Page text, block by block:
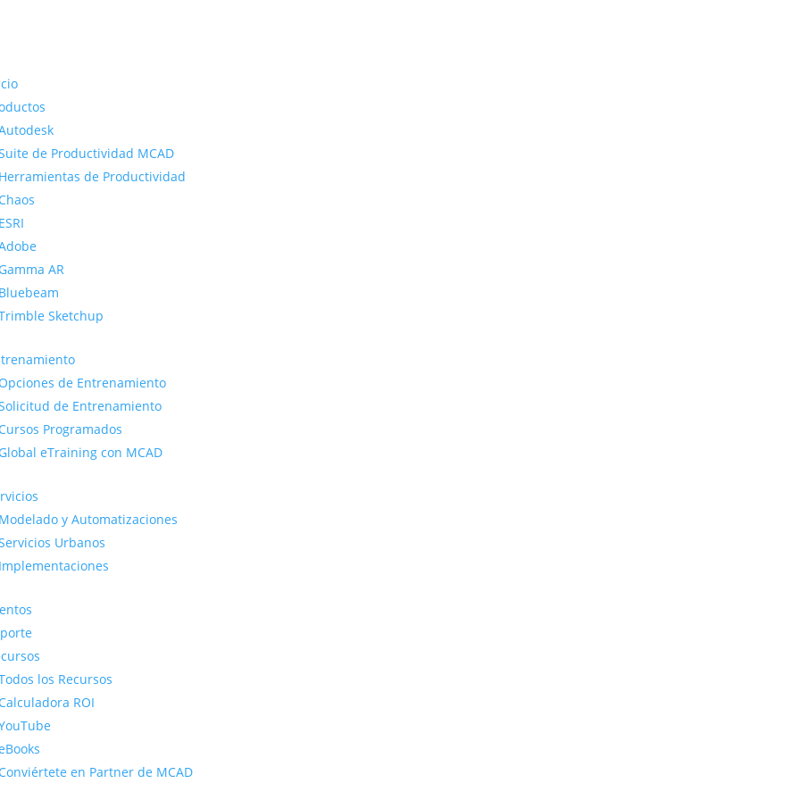
de Productividad MCAD
Herramientas de Productividad
Chaos
ESRI
Gamma AR
Bluebeam
Sketchup
Opciones de Entrenamiento
de Entrenamiento
Cursos Programados
Global eTraining con MCAD
Modelado y Automatizaciones
Urbanos
Implementaciones
los Recursos
Calculadora ROI
Conviértete en Partner de MCAD